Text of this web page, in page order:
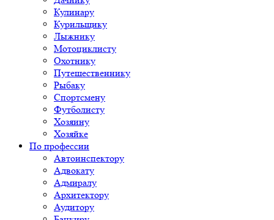
Кулинару
Курильщику
Лыжнику
Мотоциклисту
Охотнику
Путешественнику
Рыбаку
Спортсмену
Футболисту
Хозяину
Хозяйке
По профессии
Автоинспектору
Адвокату
Адмиралу
Архитектору
Аудитору